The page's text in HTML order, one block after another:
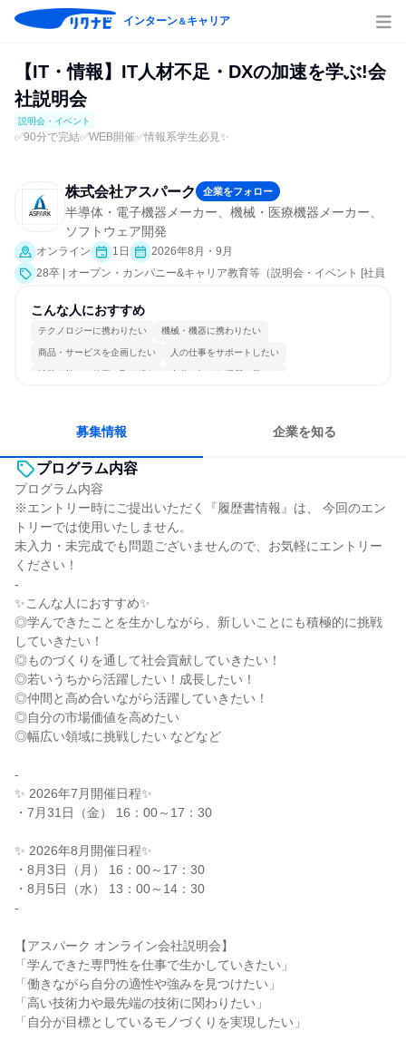
インターン＆キャリア
【IT・情報】IT人材不足・DXの加速を学ぶ!会
社説明会
説明会・イベント
✅️90分で完結✅️WEB開催✅️情報系学生必見✨️
株式会社アスパーク 企業をフォロー
半導体・電子機器メーカー、機械・医療機器メーカー、
ソフトウェア開発
オンライン 1日
2026年8月・9月
28卒 | オープン・カンパニー&キャリア教育等（説明会・イベント [社員
こんな人におすすめ
テクノロジーに携わりたい 機械・機器に携わりたい
商品・サービスを企画したい 人の仕事をサポートしたい
情熱を持って仕事に取り組む 自分の好きな場所で働ける
募集情報 企業を知る
プログラム内容
プログラム内容
※エントリー時にご提出いただく『履歴書情報』は、 今回のエン
トリーでは使用いたしません。
未入力・未完成でも問題ございませんので、お気軽にエントリー
ください！
-
✨️こんな人におすすめ✨️
◎学んできたことを生かしながら、新しいことにも積極的に挑戦
していきたい！
◎ものづくりを通して社会貢献していきたい！
◎若いうちから活躍したい！成長したい！
◎仲間と高め合いながら活躍していきたい！
◎自分の市場価値を高めたい
◎幅広い領域に挑戦したい などなど
-
✨️ 2026年7月開催日程✨️
・7月31日（金） 16：00～17：30
✨️ 2026年8月開催日程✨️
・8月3日（月） 16：00～17：30
・8月5日（水） 13：00～14：30
-
【アスパーク オンライン会社説明会】
「学んできた専門性を仕事で生かしていきたい」
「働きながら自分の適性や強みを見つけたい」
「高い技術力や最先端の技術に関わりたい」
「自分が目標としているモノづくりを実現したい」